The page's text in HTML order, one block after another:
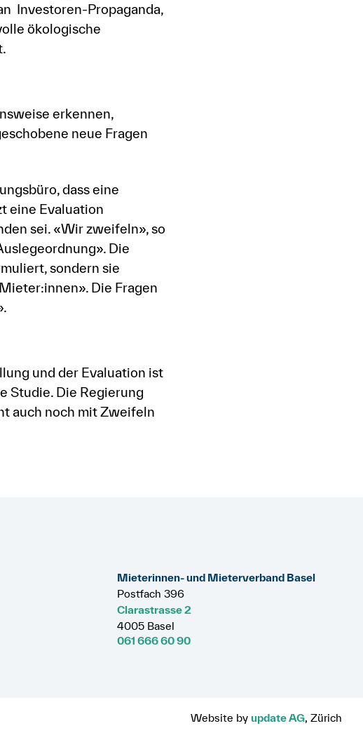
Investoren-Propaganda,
ökologische
erkennen,
neue Fragen
dass eine
eine Evaluation
sei. «Wir zweifeln», so
Die
sondern sie
Die Fragen
und der Evaluation ist
Studie. Die Regierung
auch noch mit Zweifeln
Mieterinnen- und Mieterverband Basel
Postfach 396
Clarastrasse 2
4005 Basel
061 666 60 90
Website by update AG, Zürich